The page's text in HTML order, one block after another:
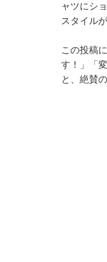
ャツにシ
スタイル
この投稿
す！」「
と、絶賛